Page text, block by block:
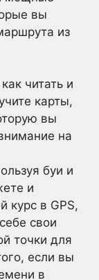
вы
из
читать и
карты,
вы
на
буи и
и
курс в GPS,
свои
точки для
если вы
в